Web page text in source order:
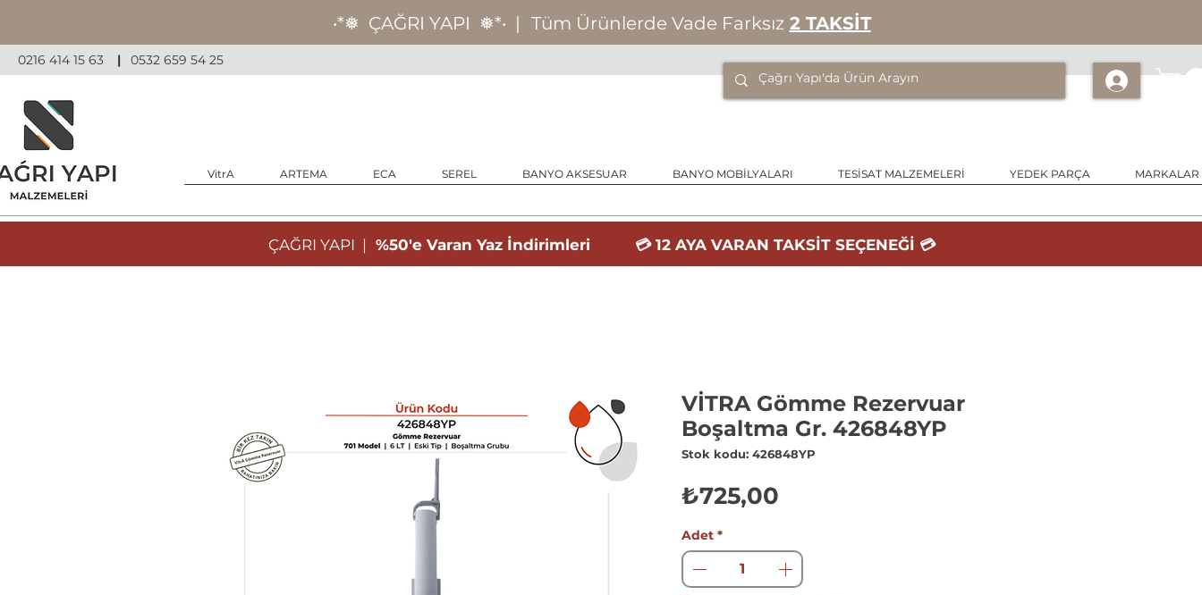
‧*❅ ÇAĞRI YAPI ❅*‧ | Tüm Ürünlerde Vade Farksız 2 TAKSİT
0216 414 15 63 | 0532 659 54 25
VitrA ARTEMA ECA SEREL BANYO AKSESUAR BANYO MOBİLYALARI TESİSAT MALZEMELERİ YEDEK PARÇA MARKALAR
ÇAĞRI YAPI | %50'e Varan Yaz İndirimleri 💳 12 AYA VARAN TAKSİT SEÇENEĞİ 💳
VİTRA Gömme Rezervuar
Boşaltma Gr. 426848YP
Stok kodu: 426848YP
₺725,00
Adet *